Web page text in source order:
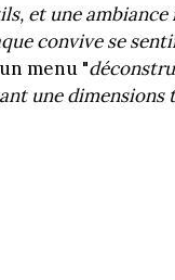
et une ambiance
convive se
menu "
une dimensions